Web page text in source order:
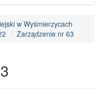
w Wyśmierzycach
Zarządzenie nr 63